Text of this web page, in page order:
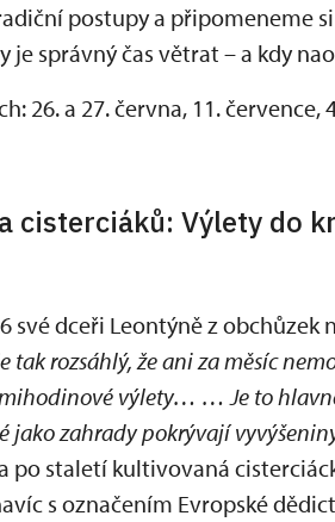
postupy a připomeneme
správný čas větrat – a kdy
26. a 27. června, 11. července,
cisterciáků: Výlety do
své dceři Leontýně z obchůzek
rozsáhlý, že ani za měsíc
výlety… … Je to
jako zahrady pokrývají
po staletí kultivovaná
s označením Evropské